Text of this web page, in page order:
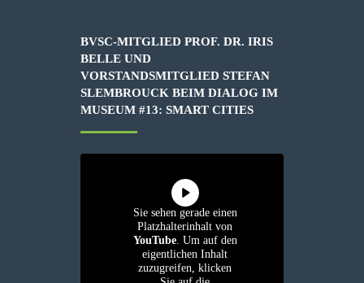
BVSC-MITGLIED PROF. DR. IRIS
BELLE UND
VORSTANDSMITGLIED STEFAN
SLEMBROUCK BEIM DIALOG IM
MUSEUM #13: SMART CITIES
Sie sehen gerade einen
Platzhalterinhalt von
YouTube. Um auf den
eigentlichen Inhalt
zuzugreifen, klicken